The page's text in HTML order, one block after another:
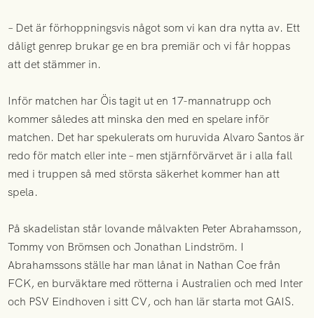
– Det är förhoppningsvis något som vi kan dra nytta av. Ett
dåligt genrep brukar ge en bra premiär och vi får hoppas
att det stämmer in.
Inför matchen har Öis tagit ut en 17-mannatrupp och
kommer således att minska den med en spelare inför
matchen. Det har spekulerats om huruvida Alvaro Santos är
redo för match eller inte – men stjärnförvärvet är i alla fall
med i truppen så med största säkerhet kommer han att
spela.
På skadelistan står lovande målvakten Peter Abrahamsson,
Tommy von Brömsen och Jonathan Lindström. I
Abrahamssons ställe har man lånat in Nathan Coe från
FCK, en burväktare med rötterna i Australien och med Inter
och PSV Eindhoven i sitt CV, och han lär starta mot GAIS.